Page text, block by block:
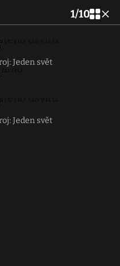
1/10
Jeden svět
Jeden svět